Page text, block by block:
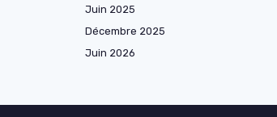
Juin 2025
Décembre 2025
Juin 2026